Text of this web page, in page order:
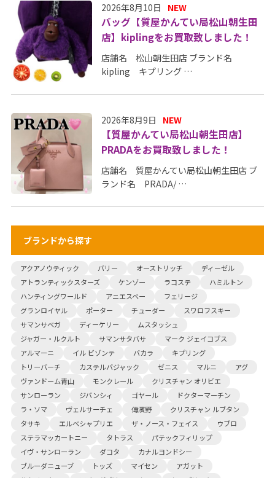
2026年8月10日 NEW
バッグ【質屋かんてい局松山朝生田
店】kiplingをお買取致しました！
店舗名 松山朝生田店 ブランド名
kipling キプリング …
2026年8月9日 NEW
【質屋かんてい局松山朝生田店】
PRADAをお買取致しました！
店舗名 質屋かんてい局松山朝生田店 ブ
ランド名 PRADA/ …
ブランドから探す
アクアノウティック バリー オーストリッチ
ディーゼル
アトランティックスターズ
ケンゾー ラコステ
ハミルトン
ハンティングワールド
アニエスベー
フェリージ
グランロイヤル
ポーター チューダー
スワロフスキー
サマンサベガ
ディーケリー
ムスタッシュ
ジャガー・ルクルト
サマンサタバサ
マーク ジェイコブス
アルマーニ
イル ビゾンテ バカラ
キプリング
トリーバーチ
カステルバジャック ゼニス マルニ
アグ
ヴァンドーム青山
モンクレール
クリスチャン オリビエ
サンローラン
ジバンシィ ゴヤール
ドクターマーチン
ラ・ソマ
ヴェルサーチェ 傳濱野
クリスチャン ルブタン
タサキ
エルベシャプリエ ザ・ノース・フェイス
ウブロ
ステラマッカートニー
タトラス
パテックフィリップ
イヴ・サンローラン
ダコタ
カナルヨンドシー
ブルーダニューブ
トッズ マイセン
アガット